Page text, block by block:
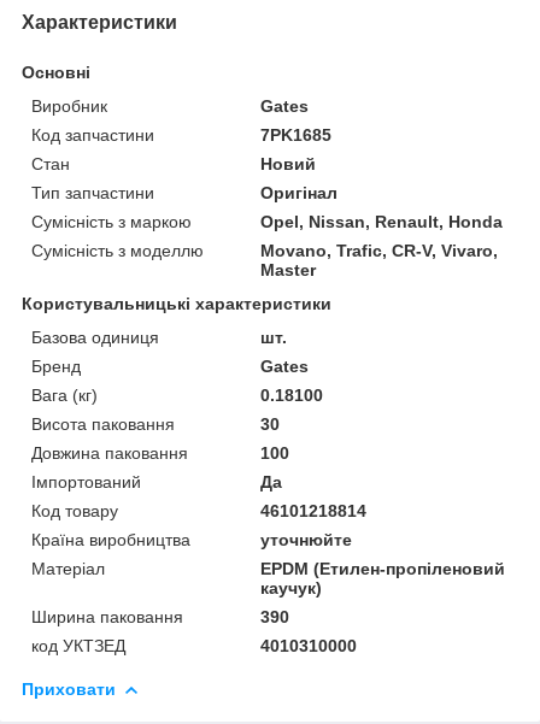
Характеристики
Основні
Виробник
Gates
Код запчастини
7PK1685
Стан
Новий
Тип запчастини
Оригінал
Сумісність з маркою
Opel, Nissan, Renault, Honda
Сумісність з моделлю
Movano, Trafic, CR-V, Vivaro,
Master
Користувальницькі характеристики
Базова одиниця
шт.
Бренд
Gates
Вага (кг)
0.18100
Висота паковання
30
Довжина паковання
100
Імпортований
Да
Код товару
46101218814
Країна виробництва
уточнюйте
Матеріал
EPDM (Етилен-пропіленовий
каучук)
Ширина паковання
390
код УКТЗЕД
4010310000
Приховати